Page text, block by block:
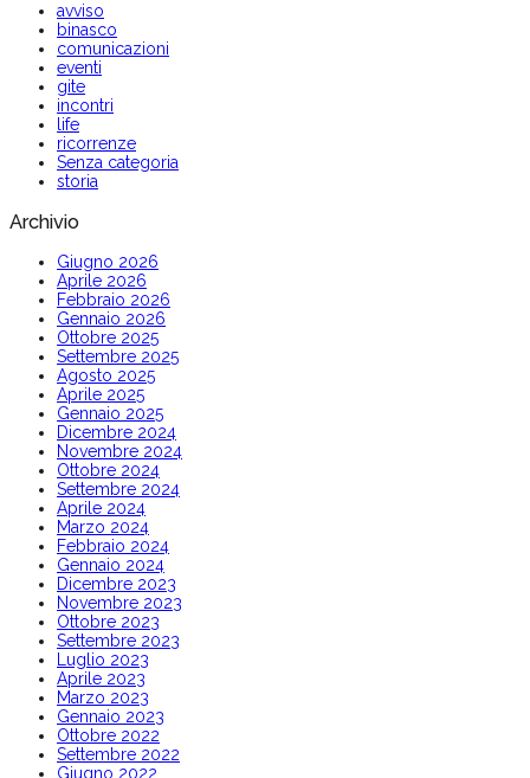
avviso
binasco
comunicazioni
eventi
gite
incontri
life
ricorrenze
Senza categoria
storia
Archivio
Giugno 2026
Aprile 2026
Febbraio 2026
Gennaio 2026
Ottobre 2025
Settembre 2025
Agosto 2025
Aprile 2025
Gennaio 2025
Dicembre 2024
Novembre 2024
Ottobre 2024
Settembre 2024
Aprile 2024
Marzo 2024
Febbraio 2024
Gennaio 2024
Dicembre 2023
Novembre 2023
Ottobre 2023
Settembre 2023
Luglio 2023
Aprile 2023
Marzo 2023
Gennaio 2023
Ottobre 2022
Settembre 2022
Giugno 2022